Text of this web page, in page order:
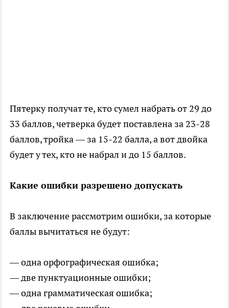
Пятерку получат те, кто сумел набрать от 29 до
33 баллов, четверка будет поставлена за 23-28
баллов, тройка — за 15-22 балла, а вот двойка
будет у тех, кто не набрал и до 15 баллов.
Какие ошибки разрешено допускать
В заключение рассмотрим ошибки, за которые
баллы вычитаться не будут:
— одна орфографическая ошибка;
— две пунктуационные ошибки;
— одна грамматическая ошибка;